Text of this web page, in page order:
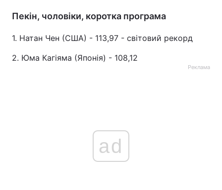
Пекін, чоловіки, коротка програма
1. Натан Чен (США) - 113,97 - світовий рекорд
2. Юма Кагіяма (Японія) - 108,12
Реклама
ad